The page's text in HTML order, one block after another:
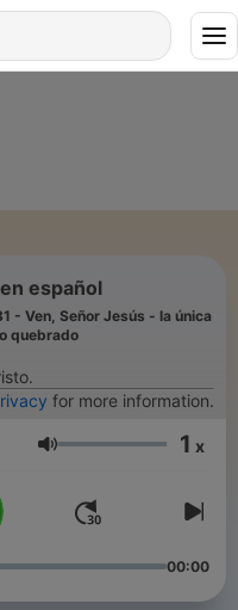
español
- Ven, Señor Jesús - la única
quebrado
for more information.
Volumen 1 x
00:00